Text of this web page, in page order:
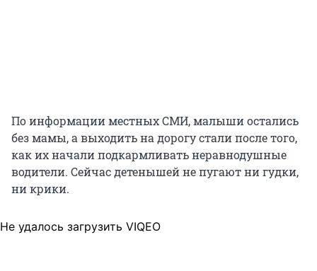
По информации местных СМИ, малыши остались
без мамы, а выходить на дорогу стали после того,
как их начали подкармливать неравнодушные
водители. Сейчас детенышей не пугают ни гудки,
ни крики.
Не удалось загрузить VIQEO